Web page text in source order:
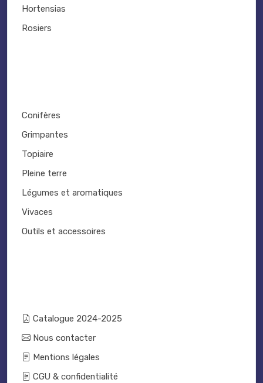
Hortensias
Rosiers
Conifères
Grimpantes
Topiaire
Pleine terre
Légumes et aromatiques
Vivaces
Outils et accessoires
Catalogue 2024-2025
Nous contacter
Mentions légales
CGU & confidentialité